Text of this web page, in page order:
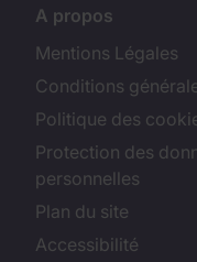
A propos
Mentions Légales
Conditions
Politique des
Protection des
personnelles
Plan du site
Accessibilité